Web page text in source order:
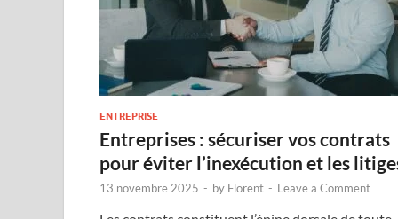
ENTREPRISE
Entreprises : sécuriser vos contrats
pour éviter l’inexécution et les
13 novembre 2025 - by Florent - Leave a Comment